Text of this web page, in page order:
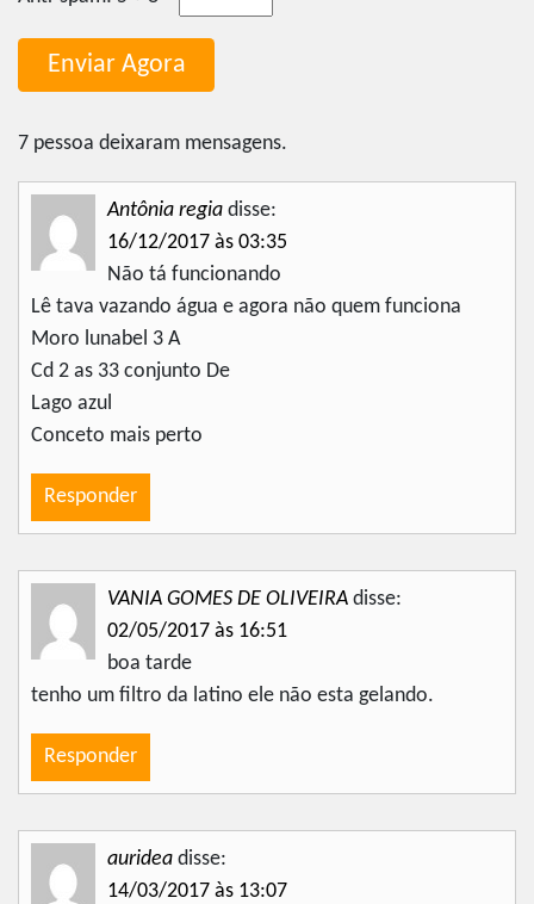
7 pessoa deixaram mensagens.
Antônia regia disse:
16/12/2017 às 03:35
Não tá funcionando
Lê tava vazando água e agora não quem funciona
Moro lunabel 3 A
Cd 2 as 33 conjunto De
Lago azul
Conceto mais perto
Responder
VANIA GOMES DE OLIVEIRA disse:
02/05/2017 às 16:51
boa tarde
tenho um filtro da latino ele não esta gelando.
Responder
auridea disse:
14/03/2017 às 13:07